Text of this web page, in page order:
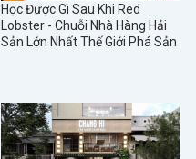
Học Được Gì Sau Khi Red
Lobster - Chuỗi Nhà Hàng Hải
Sản Lớn Nhất Thế Giới Phá Sản